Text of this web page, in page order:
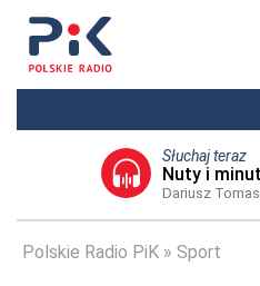
Słuchaj teraz
Nuty i
Dariusz
Polskie Radio PiK Sport